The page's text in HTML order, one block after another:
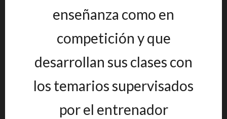
enseñanza como en
competición y que
desarrollan sus clases con
los temarios supervisados
por el entrenador